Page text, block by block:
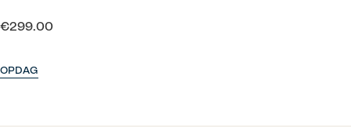
€299.00
OPDAG